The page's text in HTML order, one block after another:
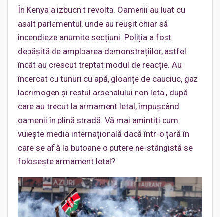
În Kenya a izbucnit revolta. Oamenii au luat cu
asalt parlamentul, unde au reușit chiar să
incendieze anumite secțiuni. Poliția a fost
depășită de amploarea demonstrațiilor, astfel
încât au crescut treptat modul de reacție. Au
încercat cu tunuri cu apă, gloanțe de cauciuc, gaz
lacrimogen și restul arsenalului non letal, după
care au trecut la armament letal, împușcând
oamenii în plină stradă. Vă mai amintiți cum
vuiește media internațională dacă într-o țară în
care se află la butoane o putere ne-stângistă se
folosește armament letal?